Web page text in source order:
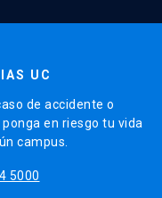
UC
de accidente o
en riesgo tu vida
campus.
5000